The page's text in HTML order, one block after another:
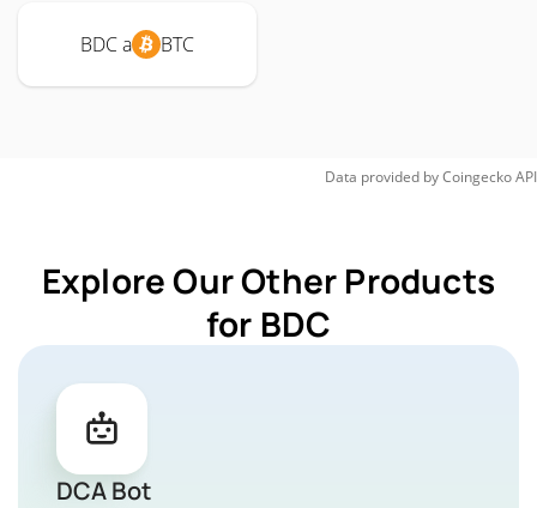
BDC a BTC
Data provided byCoingeckoAPI
Explore Our Other Products
for BDC
DCA Bot